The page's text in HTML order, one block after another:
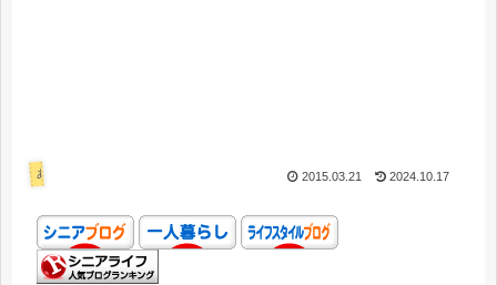
あれこれ 2015.03.21 2024.10.17